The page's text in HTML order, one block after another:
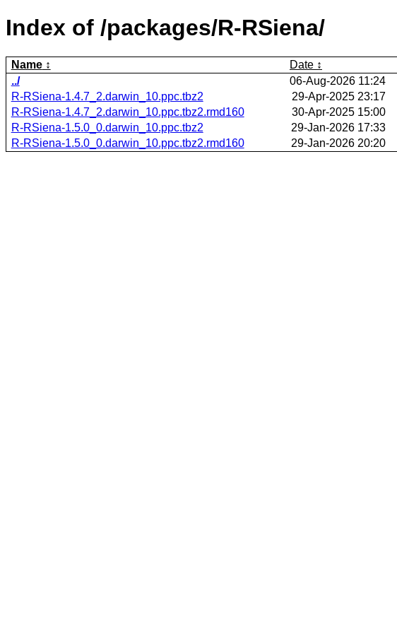
Index of /packages/R-RSiena/
Name Date
../
06-Aug-2026 11:24
R-RSiena-1.4.7_2.darwin_10.ppc.tbz2
29-Apr-2025 23:17
R-RSiena-1.4.7_2.darwin_10.ppc.tbz2.rmd160
30-Apr-2025 15:00
R-RSiena-1.5.0_0.darwin_10.ppc.tbz2
29-Jan-2026 17:33
R-RSiena-1.5.0_0.darwin_10.ppc.tbz2.rmd160
29-Jan-2026 20:20